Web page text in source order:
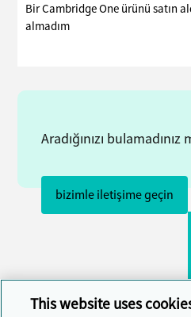
Bir Cambridge One ürünü satın
almadım
Aradığınızı bulamadınız
bizimle iletişime geçin
This website uses